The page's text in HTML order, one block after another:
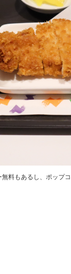
料もあるし、ポップ